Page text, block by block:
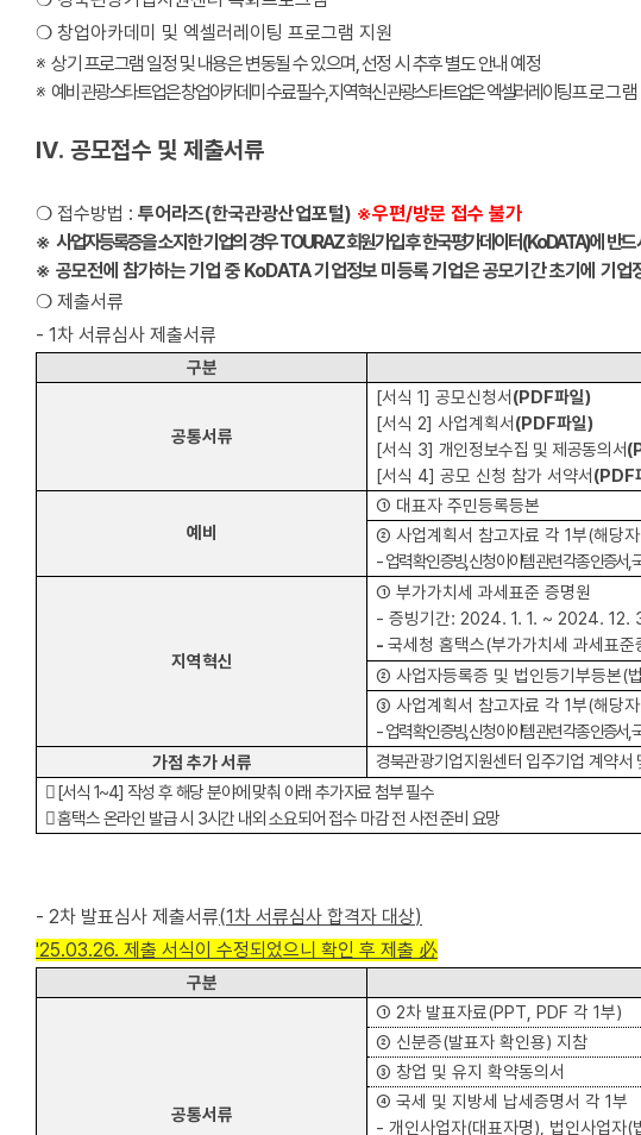
❍ 창업아카데미 및 엑셀러레이팅 프로그램 지원
※ 상기 프로그램 일정 및 내용은 변동될 수 있으며,선정 시 추후 별도 안내 예정
※ 예비 관광스타트업은 창업아카데미 수료 필수,지역혁신 관광스타트업은 엑셀러레이팅프로그
Ⅳ. 공모접수 및 제출서류
❍ 접수방법 : 투어라즈(한국관광산업포털) ※우편/방문 접수 불가
※ 사업자등록증을 소지한 기업의 경우TOURAZ회원가입 후 한국평가데이터(KoDATA)에 반드
※ 공모전에 참가하는 기업 중 KoDATA기업정보 미등록 기업은 공모기간 초기에 기업
❍ 제출서류
- 1차 서류심사 제출서류
구분
공통서류
[서식 1] 공모신청서(PDF파일)
[서식 2] 사업계획서(PDF파일)
[서식 3] 개인정보수집 및 제공동의서
[서식 4] 공모 신청 참가 서약서(PDF
예비
① 대표자 주민등록등본
② 사업계획서 참고자료 각 1부(해당
-업력 확인 증빙,신청 아이템 관련 각종 인증서,
지역혁신
① 부가가치세 과세표준 증명원
- 증빙기간: 2024. 1. 1. ~ 2024. 12.
- 국세청 홈택스(부가가치세 과세표준
② 사업자등록증 및 법인등기부등본(
③ 사업계획서 참고자료 각 1부(해당
-업력 확인 증빙,신청 아이템 관련 각종 인증서,
가점 추가 서류
경북관광기업지원센터 입주기업 계약
[서식 1~4] 작성 후 해당 분야에 맞춰 아래 추가자료 첨부 필수
홈택스 온라인 발급 시 3시간 내외 소요되어 접수 마감 전 사전 준비 요망
- 2차 발표심사 제출서류(1차 서류심사 합격자 대상)
'25.03.26. 제출 서식이 수정되었으니 확인 후 제출 必
구분
공통서류
① 2차 발표자료(PPT, PDF 각 1부)
② 신분증(발표자 확인용) 지참
③ 창업 및 유지 확약동의서
④ 국세 및 지방세 납세증명서 각 1부
- 개인사업자(대표자명), 법인사업자(